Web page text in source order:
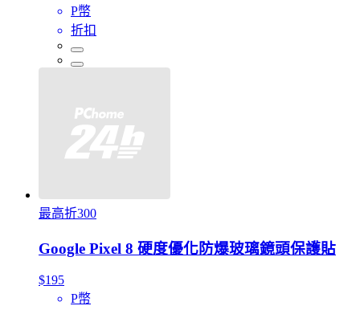
P幣
折扣
最高折300
Google Pixel 8 硬度優化防爆玻璃鏡頭保護貼
$195
P幣